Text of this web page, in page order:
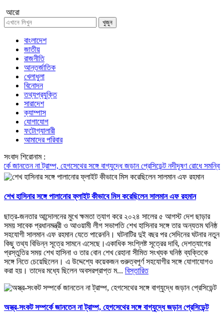
আরো
খুজুন
বাংলাদেশ
জাতীয়
রাজনীতি
আন্তর্জাতিক
খেলাধুলা
বিনোদন
তথ্যপ্রযুক্তি
সারাদেশ
ক্যাম্পাস
যোগাযোগ
ফটোগ্যালারী
আমাদের পরিবার
সংবাদ শিরোনাম :
হেগসেথের সঙ্গে বাগ্‌যুদ্ধে জড়ান প্রেসিডেন্টনদীদূষণ রোধে সমন্বিত পদক্ষেপ গ্রহণে
শেখ হাসিনার সঙ্গে পালানোর ফ্লাইট কীভাবে মিস করেছিলেন সালমান এফ রহমান
ছাত্র-জনতার আন্দোলনের মুখে ক্ষমতা ত্যাগ করে ২০২৪ সালের ৫ আগস্ট দেশ ছাড়ার
সময় সাবেক প্রধানমন্ত্রী ও আওয়ামী লীগ সভাপতি শেখ হাসিনার সঙ্গে তার অন্যতম ঘনিষ্ঠ
সহযোগী সালমান এফ রহমান যেতে পারেননি। ঘটনাটির দুই বছর পর সেদিনের ঘটনার নতুন
কিছু তথ্য বিভিন্ন সূত্রে সামনে এসেছে।একাধিক সংশ্লিষ্ট সূত্রের দাবি, দেশত্যাগের
প্রস্তুতির সময় শেখ হাসিনা ও তার বোন শেখ রেহানা সীমিত সংখ্যক ঘনিষ্ঠ ব্যক্তিকে
সঙ্গে নিতে চেয়েছিলেন। এ উদ্দেশ্যে কয়েকজন গুরুত্বপূর্ণ সহযোগীর সঙ্গে যোগাযোগও
করা হয়। তাদের মধ্যে ছিলেন অবসরপ্রাপ্ত ম... বিস্তারিত
অস্ত্র-সংকট সম্পর্কে জানতেন না ট্রাম্প, হেগসেথের সঙ্গে বাগ্‌যুদ্ধে জড়ান প্রেসিডেন্ট